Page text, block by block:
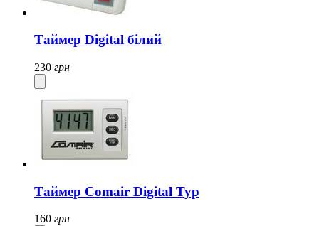
Таймер Digital білий
230 грн
Таймер Comair Digital Typ
160 грн